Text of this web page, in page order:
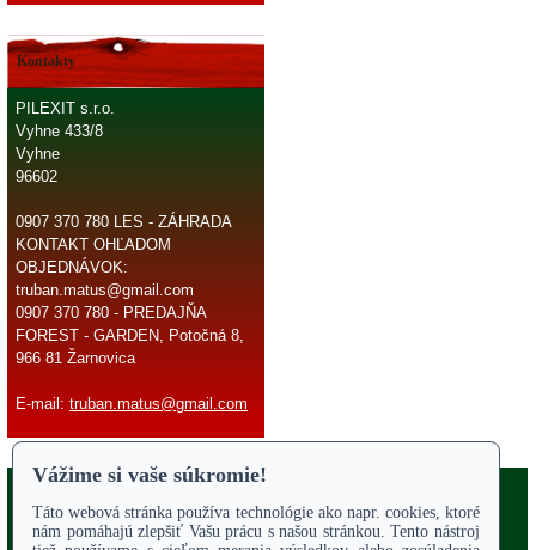
Kontakty
PILEXIT s.r.o.
Vyhne 433/8
Vyhne
96602
0907 370 780 LES - ZÁHRADA
KONTAKT OHĽADOM
OBJEDNÁVOK:
truban.matus@gmail.com
0907 370 780 - PREDAJŇA
FOREST - GARDEN, Potočná 8,
966 81 Žarnovica
E-mail: truban.matus@gmail.com
Copyright 2017 Odstúpiť od zmluvy
ÚVODNÁ STRANA